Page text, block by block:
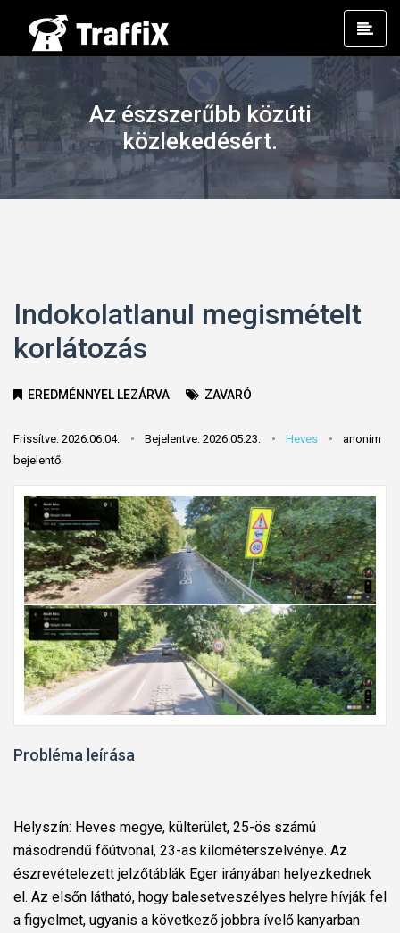
Az észszerűbb közúti
közlekedésért.
Indokolatlanul megismételt
korlátozás
EREDMÉNNYEL LEZÁRVA ZAVARÓ
Frissítve: 2026.06.04. Bejelentve: 2026.05.23. Heves
anonim
bejelentő
Probléma leírása
Helyszín: Heves megye, külterület, 25-ös számú
másodrendű főútvonal, 23-as kilométerszelvénye. Az
észrevételezett jelzőtáblák Eger irányában helyezkednek
el. Az elsőn látható, hogy balesetveszélyes helyre hívják fel
a figyelmet, ugyanis a következő jobbra ívelő kanyarban